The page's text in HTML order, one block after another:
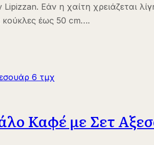
Lipizzan. Εάν η χαίτη χρειάζεται
κούκλες έως 50 cm….
Καφέ με Σετ